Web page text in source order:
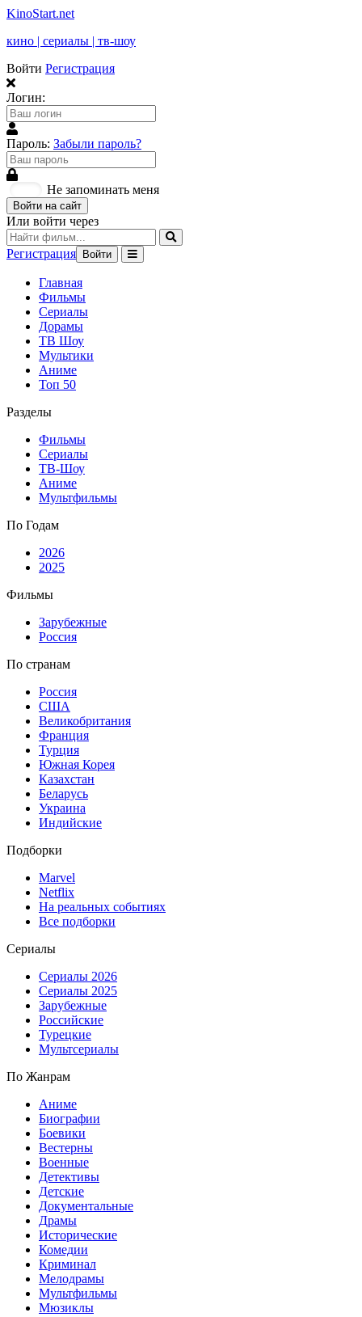
KinoStart.net
кино | сериалы | тв-шоу
Войти Регистрация
Логин:
Пароль: Забыли пароль?
Не запоминать меня
Войти на сайт
Или войти через
Регистрация Войти
Главная
Фильмы
Сериалы
Дорамы
ТВ Шоу
Мультики
Аниме
Топ 50
Разделы
Фильмы
Сериалы
ТВ-Шоу
Аниме
Мультфильмы
По Годам
2026
2025
Фильмы
Зарубежные
Россия
По странам
Россия
США
Великобритания
Франция
Турция
Южная Корея
Казахстан
Беларусь
Украина
Индийские
Подборки
Marvel
Netflix
На реальных событиях
Все подборки
Сериалы
Сериалы 2026
Сериалы 2025
Зарубежные
Российские
Турецкие
Мультсериалы
По Жанрам
Аниме
Биографии
Боевики
Вестерны
Военные
Детективы
Детские
Документальные
Драмы
Исторические
Комедии
Криминал
Мелодрамы
Мультфильмы
Мюзиклы